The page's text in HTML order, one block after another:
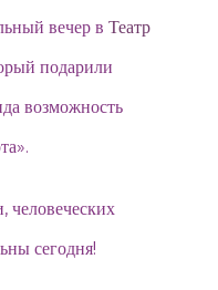
вечер в Театр
подарили
возможность
сегодня!